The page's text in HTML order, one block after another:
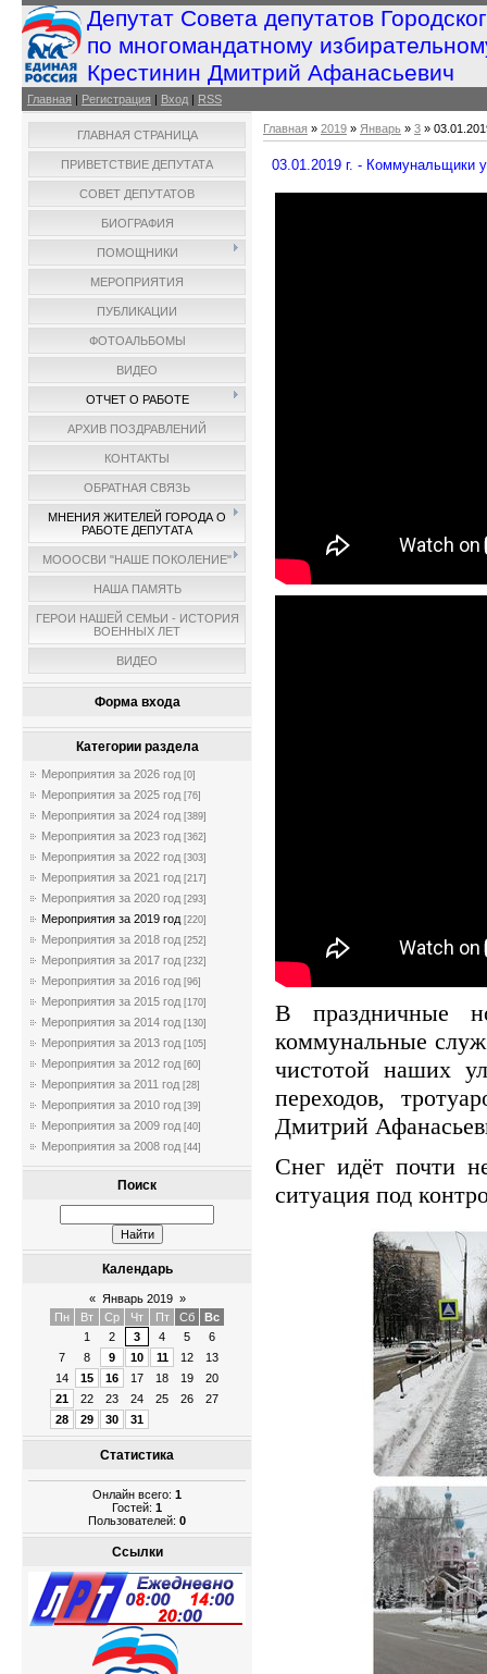
Депутат Совета депутатов
по многомандатному
Крестинин Дмитрий Афанасьевич
Главная | Регистрация | Вход | RSS
ГЛАВНАЯ СТРАНИЦА
ПРИВЕТСТВИЕ ДЕПУТАТА
СОВЕТ ДЕПУТАТОВ
БИОГРАФИЯ
ПОМОЩНИКИ
МЕРОПРИЯТИЯ
ПУБЛИКАЦИИ
ФОТОАЛЬБОМЫ
ВИДЕО
ОТЧЕТ О РАБОТЕ
АРХИВ ПОЗДРАВЛЕНИЙ
КОНТАКТЫ
ОБРАТНАЯ СВЯЗЬ
МНЕНИЯ ЖИТЕЛЕЙ ГОРОДА О
РАБОТЕ ДЕПУТАТА
МОООСВИ "НАШЕ ПОКОЛЕНИЕ"
НАША ПАМЯТЬ
ГЕРОИ НАШЕЙ СЕМЬИ - ИСТОРИЯ
ВОЕННЫХ ЛЕТ
ВИДЕО
Форма входа
Категории раздела
Мероприятия за 2026 год [0]
Мероприятия за 2025 год [76]
Мероприятия за 2024 год [389]
Мероприятия за 2023 год [362]
Мероприятия за 2022 год [303]
Мероприятия за 2021 год [217]
Мероприятия за 2020 год [293]
Мероприятия за 2019 год [220]
Мероприятия за 2018 год [252]
Мероприятия за 2017 год [232]
Мероприятия за 2016 год [96]
Мероприятия за 2015 год [170]
Мероприятия за 2014 год [130]
Мероприятия за 2013 год [105]
Мероприятия за 2012 год [60]
Мероприятия за 2011 год [28]
Мероприятия за 2010 год [39]
Мероприятия за 2009 год [40]
Мероприятия за 2008 год [44]
Поиск
Календарь
« Январь 2019 »
Пн
Вт Ср Чт Пт Сб
Вс
1
2 3 4 5
6
7
8 9 10 11 12
13
14
15 16 17 18 19
20
21
22 23 24 25 26
27
28
29 30 31
Статистика
Онлайн всего: 1
Гостей: 1
Пользователей: 0
Ссылки
Главная » 2019 » Январь » 3 »
03.01.2019 г. - Коммунальщики
В праздничные
коммунальные
чистотой наших
переходов,
Дмитрий
Снег идёт почти
ситуация под